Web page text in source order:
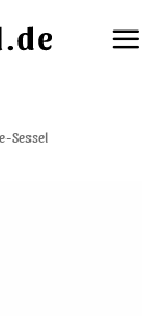
Sessel